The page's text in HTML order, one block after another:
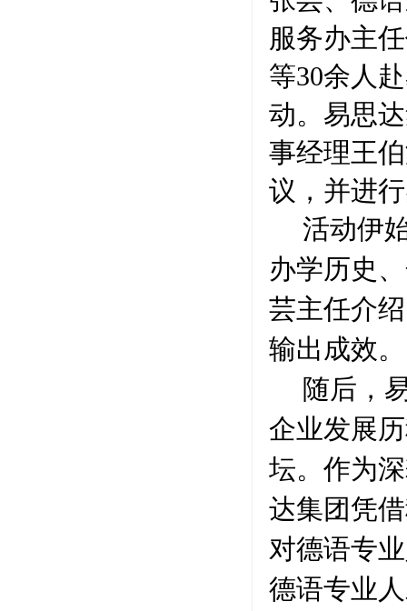
服务办主
等30余人
动。易思
事经理王
议，并进
活动伊
办学历史
芸主任介
输出成效。
随后，
企业发展
坛。作为
达集团凭
对德语专
德语专业